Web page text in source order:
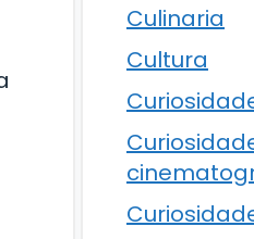
Culinaria
Cultura